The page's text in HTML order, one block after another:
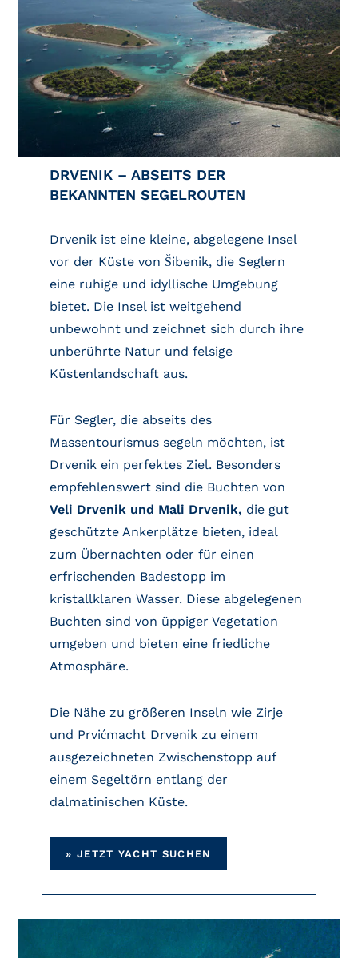
DRVENIK – ABSEITS DER
BEKANNTEN SEGELROUTEN
Drvenik ist eine kleine, abgelegene Insel
vor der Küste von Šibenik, die Seglern
eine ruhige und idyllische Umgebung
bietet. Die Insel ist weitgehend
unbewohnt und zeichnet sich durch ihre
unberührte Natur und felsige
Küstenlandschaft aus.
Für Segler, die abseits des
Massentourismus segeln möchten, ist
Drvenik ein perfektes Ziel. Besonders
empfehlenswert sind die Buchten von
Veli Drvenik und Mali Drvenik, die gut
geschützte Ankerplätze bieten, ideal
zum Übernachten oder für einen
erfrischenden Badestopp im
kristallklaren Wasser. Diese abgelegenen
Buchten sind von üppiger Vegetation
umgeben und bieten eine friedliche
Atmosphäre.
Die Nähe zu größeren Inseln wie Zirje
und Prvićmacht Drvenik zu einem
ausgezeichneten Zwischenstopp auf
einem Segeltörn entlang der
dalmatinischen Küste.
»JETZT YACHT SUCHEN